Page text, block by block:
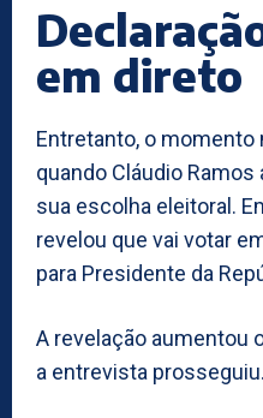
em direto
Entretanto, o
quando Cláudio
sua escolha eleitoral.
revelou que vai votar
para Presidente da
A revelação aumentou
a entrevista prosseguiu.